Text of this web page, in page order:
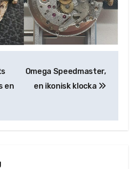
en
Omega Speedmaster,
en ikonisk klocka